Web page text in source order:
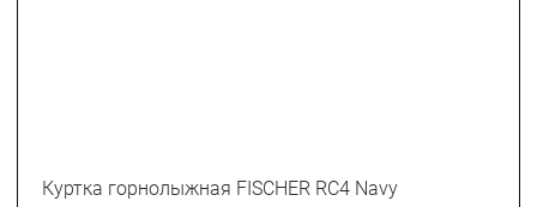
Куртка горнолыжная FISCHER RC4 Navy